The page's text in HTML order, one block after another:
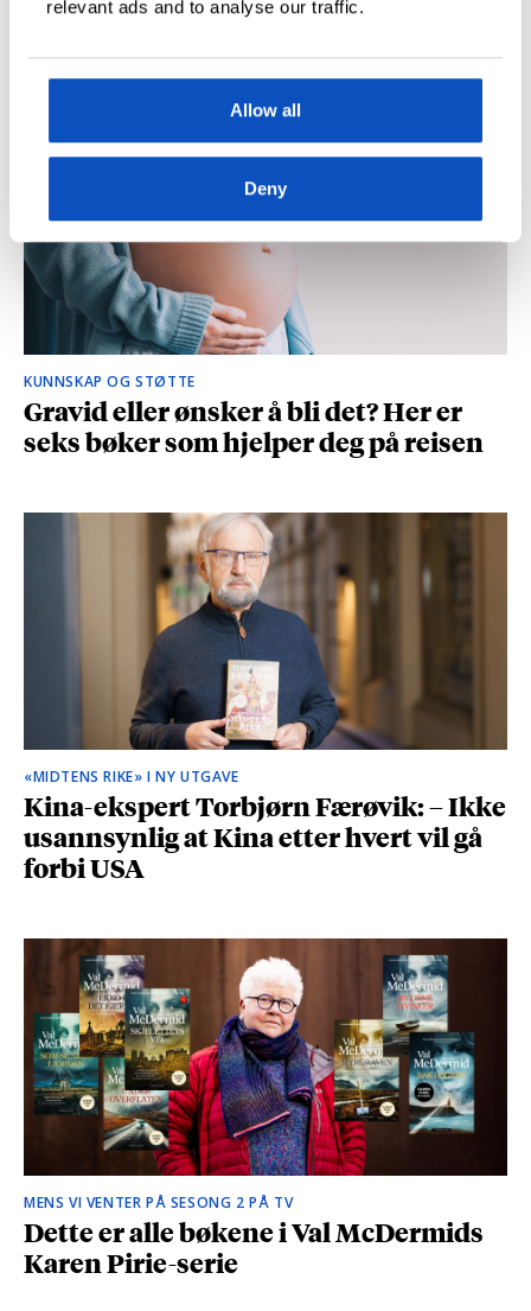
relevant ads and to analyse our traffic.
Allow all
Deny
og spionasje ble helt uinteressant i
KUNNSKAP OG STØTTE
Gravid eller ønsker å bli det? Her er
seks bøker som hjelper deg på reisen
«MIDTENS RIKE» I NY UTGAVE
Kina-ekspert Torbjørn Færøvik: – Ikke
usannsynlig at Kina etter hvert vil gå
forbi USA
MENS VI VENTER PÅ SESONG 2 PÅ TV
Dette er alle bøkene i Val McDermids
Karen Pirie-serie